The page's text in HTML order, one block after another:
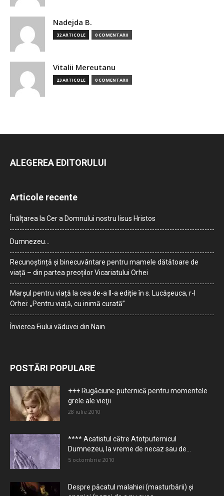
Nadejda B.
32 ARTICOLE 0 COMENTARII
Vitalii Mereutanu
23 ARTICOLE 0 COMENTARII
ALEGEREA EDITORULUI
Articole recente
Înălțarea la Cer a Domnului nostru Iisus Hristos
Dumnezeu…
Recunoștință și binecuvântare pentru mamele dătătoare de
viață – din partea preoților Vicariatului Orhei
Marșul pentru viață la cea de-a II-a ediție în s. Lucășeuca, r-l
Orhei: „Pentru viață, cu inimă curată”
Învierea Fiului văduvei din Nain
POSTĂRI POPULARE
+++ Rugăciune puternică pentru momentele
grele ale vieţii
28 iulie 2010
**** Acatistul către Atotputernicul
Dumnezeu, la vreme de necaz sau de...
5 octombrie 2010
Despre păcatul malahiei (masturbării) şi